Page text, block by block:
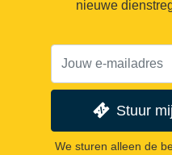
nieuwe
Stuur
We sturen alleen de